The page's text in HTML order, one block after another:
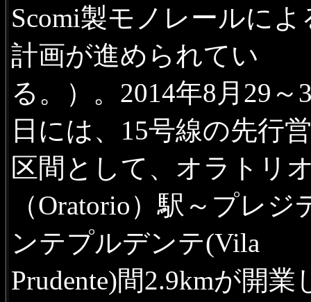
Scomi製モノレールによ
計画が進められてい
る。）。2014年8月29～
日には、15号線の先行
区間として、オラトリ
（Oratorio）駅～プレジ
ンテプルデンテ(Vila
Prudente)間2.9kmが開業